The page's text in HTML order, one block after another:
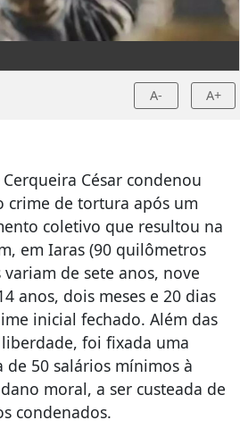
A- A+
César condenou
crime de tortura após um
coletivo que resultou na
em Iaras (90 quilômetros
variam de sete anos, nove
anos, dois meses e 20 dias
inicial fechado. Além das
foi fixada uma
50 salários mínimos à
moral, a ser custeada de
condenados.